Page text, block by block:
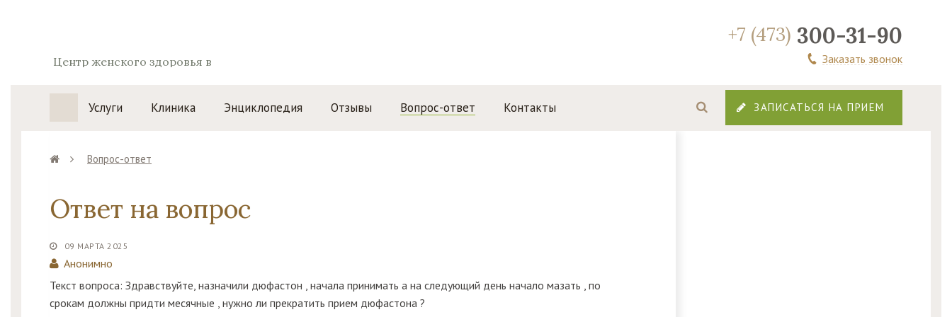
Центр женского здоровья в
+7 (473) 300-31-90
Заказать звонок
Услуги Клиника Энциклопедия Отзывы Вопрос-ответ Контакты ЗАПИСАТЬСЯ НА ПРИЕМ
Вопрос-ответ
Ответ на вопрос
09 МАРТА 2025
Анонимно
Текст вопроса: Здравствуйте, назначили дюфастон , начала принимать а на следующий день начало мазать , по
срокам должны придти месячные , нужно ли прекратить прием дюфастона ?